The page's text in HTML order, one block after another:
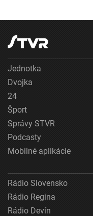
Jednotka
Dvojka
24
Šport
Správy STVR
Podcasty
Mobilné aplikácie
Rádio Slovensko
Rádio Regina
Rádio Devín